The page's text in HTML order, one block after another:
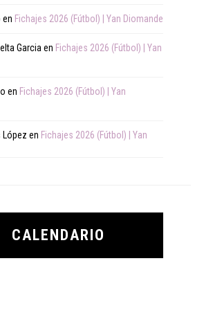
en Fichajes 2026 (Fútbol) | Yan Diomande
Garcia en Fichajes 2026 (Fútbol) | Yan
en Fichajes 2026 (Fútbol) | Yan
López en Fichajes 2026 (Fútbol) | Yan
CALENDARIO